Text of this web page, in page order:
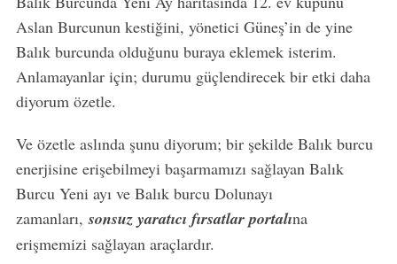
Aslan Burcunun kestiğini, yönetici Güneş’in de yine
Balık burcunda olduğunu buraya eklemek isterim.
Anlamayanlar için; durumu güçlendirecek bir etki daha
diyorum özetle.
Ve özetle aslında şunu diyorum; bir şekilde Balık burcu
enerjisine erişebilmeyi başarmamızı sağlayan Balık
Burcu Yeni ayı ve Balık burcu Dolunayı
zamanları,sonsuz yaratıcı fırsatlar portalına
erişmemizi sağlayan araçlardır.